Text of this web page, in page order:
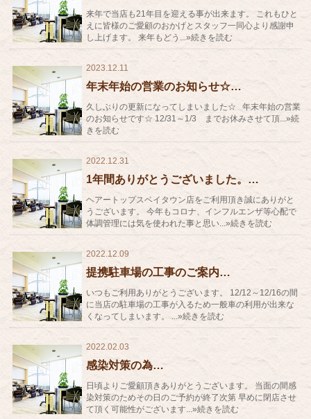
来年で当店も21年目を迎える事が出来ます。 これもひと
えに皆様のご愛顧のおかげとスタッフ一同心より感謝申
し上げます。 来年もどう...»続きを読む
2023.12.11
年末年始の営業のお知らせ☆…
久しぶりの更新になってしまいました☆ 年末年始の営業
のお知らせです☆ 12/31～1/3 までお休みさせて頂...»続
きを読む
2022.12.31
1年間ありがとうございました。…
ヘアートップスベイタウン店をご利用頂き誠にありがと
うございます。 今年もコロナ、インフルエンザ等心配で
体調管理には気を使われた事と思い...»続きを読む
2022.12.09
提携駐車場の工事のご案内…
いつもご利用ありがとうございます。 12/12～12/16の間
に当店の駐車場の工事が入るため一般車の利用が出来な
くなってしまいます。 ...»続きを読む
2022.02.03
感染対策の為…
日頃よりご愛顧頂きありがとうございます。 当面の間感
染対策のためその日のご予約が終了次第 早めに閉店させ
て頂く可能性がございます...»続きを読む